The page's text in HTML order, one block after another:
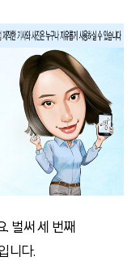
. 벌써 세 번째
니다.